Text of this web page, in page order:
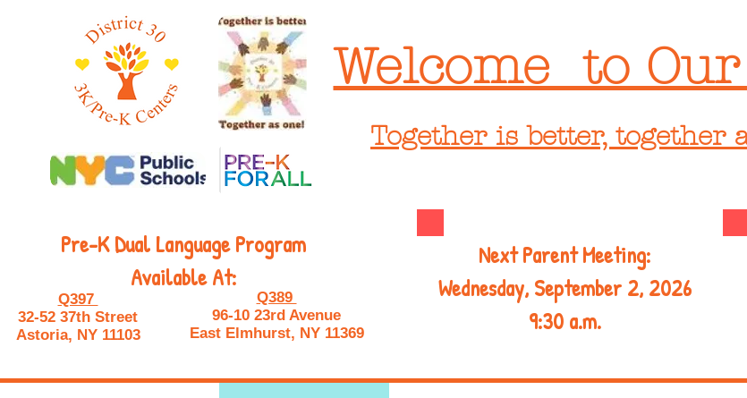
Welcome to
Together is better, together
Pre-K Dual Language Program
Available At:
Q397
32-52 37th Street
Astoria, NY 11103
Q389
96-10 23rd Avenue
East Elmhurst, NY 11369
Next Parent Meeting:
Wednesday, September 2, 2026
9:30 a.m.